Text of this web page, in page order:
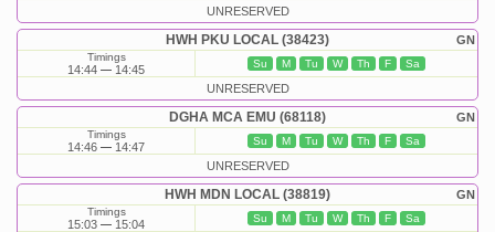
UNRESERVED
GN
HWH PKU LOCAL (38423)
Timings
14:44 14:45 Su M Tu W Th F Sa
UNRESERVED
GN
DGHA MCA EMU (68118)
Timings
14:46 14:47 Su M Tu W Th F Sa
UNRESERVED
GN
HWH MDN LOCAL (38819)
Timings
15:03 15:04 Su M Tu W Th F Sa